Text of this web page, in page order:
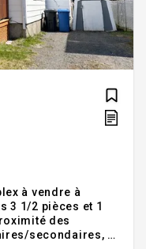
à vendre à
3 1/2 pièces et 1
des
secondaires, à